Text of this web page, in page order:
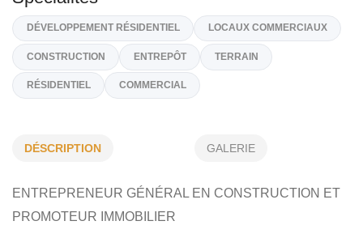
G6C 1J6
(418) 580-9646
Sur Demande
info@entrepriseegb.com
CONSTRUCTION ENTREPÔT TERRAIN
DÉSCRIPTION GALERIE
ENTREPRENEUR GÉNÉRAL EN CONSTRUCTION ET
PROMOTEUR IMMOBILIER